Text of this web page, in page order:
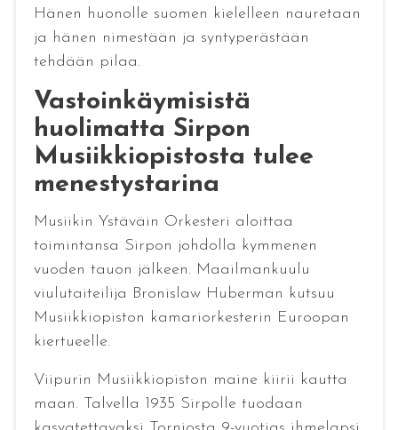
Hänen huonolle suomen kielelleen nauretaan
ja hänen nimestään ja syntyperästään
tehdään pilaa.
Vastoinkäymisistä
huolimatta Sirpon
Musiikkiopistosta tulee
menestystarina
Musiikin Ystäväin Orkesteri aloittaa
toimintansa Sirpon johdolla kymmenen
vuoden tauon jälkeen. Maailmankuulu
viulutaiteilija Bronislaw Huberman kutsuu
Musiikkiopiston kamariorkesterin Euroopan
kiertueelle.
Viipurin Musiikkiopiston maine kiirii kautta
maan. Talvella 1935 Sirpolle tuodaan